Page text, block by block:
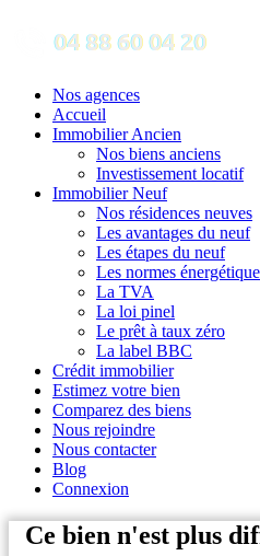
Nos agences
Accueil
Immobilier Ancien
Nos biens anciens
Investissement locatif
Immobilier Neuf
Nos résidences neuves
Les avantages du neuf
Les étapes du neuf
Les normes
La TVA
La loi pinel
Le prêt à taux zéro
La label BBC
Crédit immobilier
Estimez votre bien
Comparez des biens
Nous rejoindre
Nous contacter
Blog
Connexion
Ce bien n'est plus